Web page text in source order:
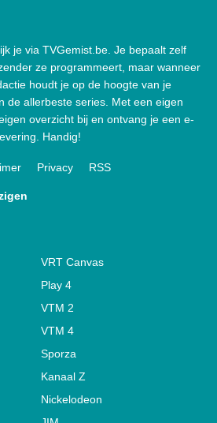
je via TVGemist.be. Je bepaalt zelf
ze programmeert, maar wanneer
houdt je op de hoogte van je
de allerbeste series. Met een eigen
overzicht bij en ontvang je een e-
Handig!
Privacy RSS
VRT Canvas
Play 4
VTM 2
VTM 4
Sporza
Kanaal Z
Nickelodeon